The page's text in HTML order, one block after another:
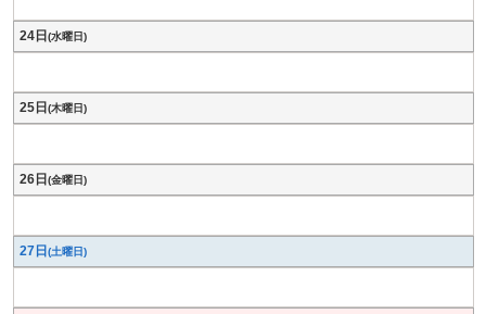
24日 (水曜日)
25日 (木曜日)
26日 (金曜日)
27日 (土曜日)